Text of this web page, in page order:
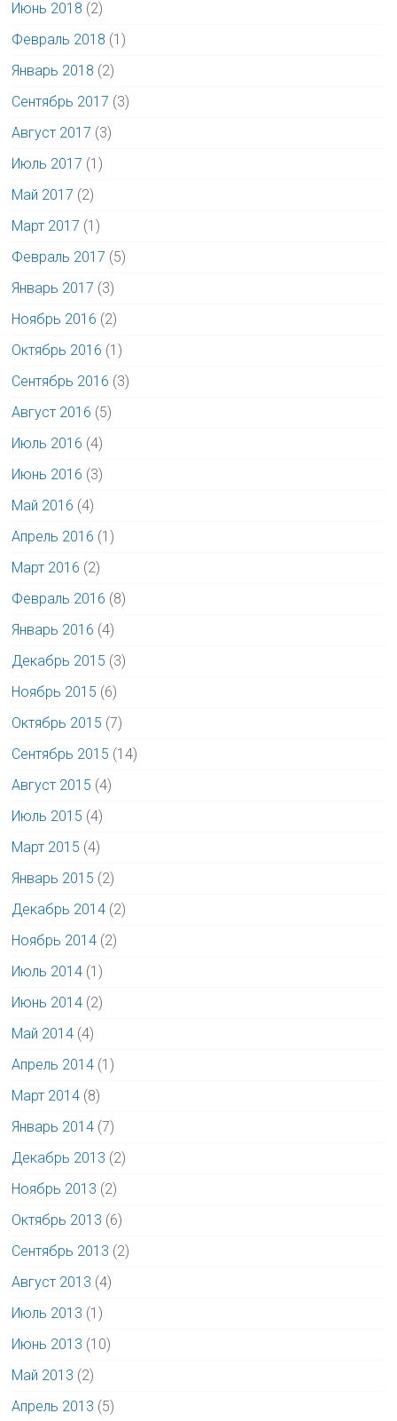
Июнь 2018 (2)
Февраль 2018 (1)
Январь 2018 (2)
Сентябрь 2017 (3)
Август 2017 (3)
Июль 2017 (1)
Май 2017 (2)
Март 2017 (1)
Февраль 2017 (5)
Январь 2017 (3)
Ноябрь 2016 (2)
Октябрь 2016 (1)
Сентябрь 2016 (3)
Август 2016 (5)
Июль 2016 (4)
Июнь 2016 (3)
Май 2016 (4)
Апрель 2016 (1)
Март 2016 (2)
Февраль 2016 (8)
Январь 2016 (4)
Декабрь 2015 (3)
Ноябрь 2015 (6)
Октябрь 2015 (7)
Сентябрь 2015 (14)
Август 2015 (4)
Июль 2015 (4)
Март 2015 (4)
Январь 2015 (2)
Декабрь 2014 (2)
Ноябрь 2014 (2)
Июль 2014 (1)
Июнь 2014 (2)
Май 2014 (4)
Апрель 2014 (1)
Март 2014 (8)
Январь 2014 (7)
Декабрь 2013 (2)
Ноябрь 2013 (2)
Октябрь 2013 (6)
Сентябрь 2013 (2)
Август 2013 (4)
Июль 2013 (1)
Июнь 2013 (10)
Май 2013 (2)
Апрель 2013 (5)